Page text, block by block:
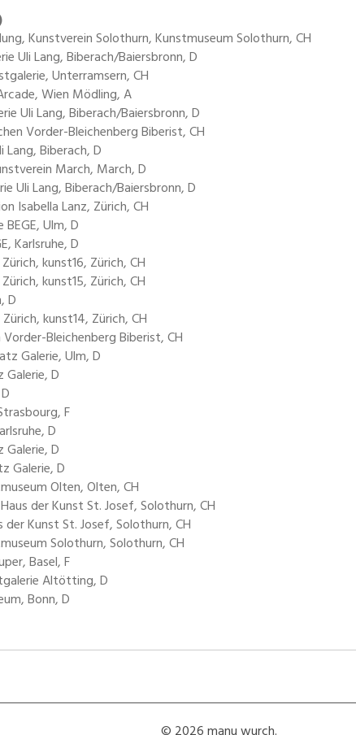
Kunstverein Solothurn, Kunstmuseum Solothurn, CH
Uli Lang, Biberach/Baiersbronn, D
Unterramsern, CH
Wien Mödling, A
Uli Lang, Biberach/Baiersbronn, D
Vorder-Bleichenberg Biberist, CH
Lang, Biberach, D
March, March, D
Uli Lang, Biberach/Baiersbronn, D
Isabella Lanz, Zürich, CH
Ulm, D
Karlsruhe, D
kunst16, Zürich, CH
kunst15, Zürich, CH
D
kunst14, Zürich, CH
Bleichenberg Biberist, CH
Galerie, Ulm, D
Galerie, D
F
D
Galerie, D
Galerie, D
Olten, Olten, CH
der Kunst St. Josef, Solothurn, CH
Kunst St. Josef, Solothurn, CH
Solothurn, Solothurn, CH
Basel, F
Altötting, D
Bonn, D